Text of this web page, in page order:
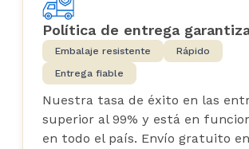
Política de entrega
Embalaje resistente
Rápido
Entrega fiable
Nuestra tasa de éxito en las
superior al 99% y está en
en todo el país. Envío gratuito